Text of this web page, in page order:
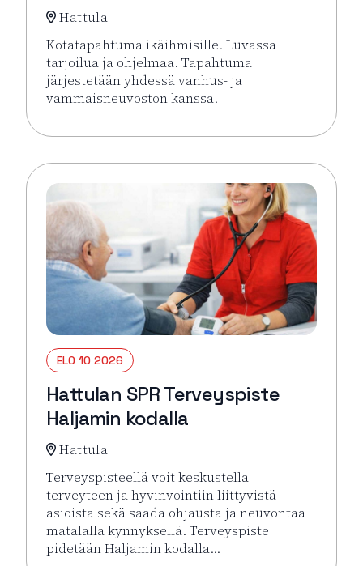
Hattula
Kotatapahtuma ikäihmisille. Luvassa
tarjoilua ja ohjelmaa. Tapahtuma
järjestetään yhdessä vanhus- ja
vammaisneuvoston kanssa.
Lue lisää tapahtumasta Kotatapahtuma
ELO 10 2026
Hattulan SPR Terveyspiste
Haljamin kodalla
Hattula
Terveyspisteellä voit keskustella
terveyteen ja hyvinvointiin liittyvistä
asioista sekä saada ohjausta ja neuvontaa
matalalla kynnyksellä. Terveyspiste
pidetään Haljamin kodalla…